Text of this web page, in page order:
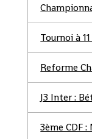
Tournoi à
Reforme
J3 Inter :
3ème CDF